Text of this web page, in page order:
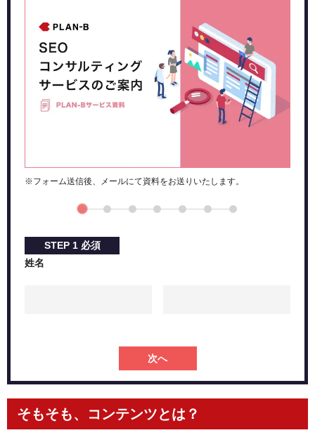
※フォーム送信後、メールにて資料をお送りいたします。
STEP 1 必須
姓名
次へ
そもそも、コンテンツとは？